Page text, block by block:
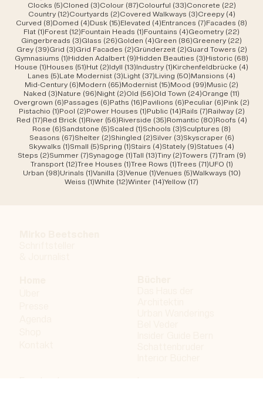
Clocks (5)5 Beiträge
Cloned (3)3 Beiträge
Colour (87)87 Beiträge
Colourful (33)33 Beiträge
Concrete (22)22
Country (12)12 Beiträge
Courtyards (2)2 Beiträge
Covered Walkways (3)3 Beiträge
Creepy (4)4
Curved (8)8 Beiträge
Domed (4)4 Beiträge
Dusk (15)15 Beiträge
Elevated (4)4 Beiträge
Entrances (7)7 Beiträge
Facades (8)
Flat (1)1 Beitrag
Forest (12)12 Beiträge
Fountain Heads (1)1 Beitrag
Fountains (4)4 Beiträge
Geometry (22)
Gingerbreads (3)3 Beiträge
Glass (26)26 Beiträge
Golden (4)4 Beiträge
Green (86)86 Beiträge
Greenery (22)
Grey (39)39 Beiträge
Grid (3)3 Beiträge
Grid Facades (2)2 Beiträge
Gründerzeit (2)2 Beiträge
Guard Towers (2)2
Gymnasiums (1)1 Beitrag
Hidden Adalbert (9)9 Beiträge
Hidden Beauties (3)3 Beiträge
Historic (68)
House (1)1 Beitrag
Houses (51)51 Beiträge
Hut (2)2 Beiträge
Idyll (13)13 Beiträge
Industry (1)1 Beitrag
Kirchenfeldbrücke (4)
Lanes (5)5 Beiträge
Late Modernist (3)3 Beiträge
Light (37)37 Beiträge
Living (50)50 Beiträge
Mansions (4)
Mid-Century (6)6 Beiträge
Modern (65)65 Beiträge
Modernist (15)15 Beiträge
Mood (99)99 Beiträge
Music (2)
Naked (3)3 Beiträge
Nature (96)96 Beiträge
Night (2)2 Beiträge
Old (56)56 Beiträge
Old Town (24)24 Beiträge
Orange (11)
Overgrown (6)6 Beiträge
Passages (6)6 Beiträge
Paths (16)16 Beiträge
Pavilions (6)6 Beiträge
Peculiar (6)6 Beiträge
Pink (2)
Pistachio (1)1 Beitrag
Pool (2)2 Beiträge
Power Houses (1)1 Beitrag
Public (14)14 Beiträge
Rails (7)7 Beiträge
Railway (2)2
Red (17)17 Beiträge
Red Brick (1)1 Beitrag
River (56)56 Beiträge
Riverside (35)35 Beiträge
Romantic (80)80 Beiträge
Roofs (4)4
Rose (6)6 Beiträge
Sandstone (5)5 Beiträge
Scaled (1)1 Beitrag
Schools (3)3 Beiträge
Sculptures (8)
Seasons (67)67 Beiträge
Shelter (2)2 Beiträge
Shingled (2)2 Beiträge
Silver (3)3 Beiträge
Skyscraper (6)6
Skywalks (1)1 Beitrag
Small (5)5 Beiträge
Spring (1)1 Beitrag
Stairs (4)4 Beiträge
Stately (9)9 Beiträge
Statues (4)
Steps (2)2 Beiträge
Summer (7)7 Beiträge
Synagoge (1)1 Beitrag
Tall (13)13 Beiträge
Tiny (2)2 Beiträge
Towers (7)7 Beiträge
Tram (9)9
Transport (12)12 Beiträge
Tree Houses (1)1 Beitrag
Tree Rows (1)1 Beitrag
Trees (71)71 Beiträge
UFO (1)1 Beitrag
Urban (98)98 Beiträge
Urinals (1)1 Beitrag
Vanilla (3)3 Beiträge
Venue (1)1 Beitrag
Venues (5)5 Beiträge
Walkways (10)10
Weiss (1)1 Beitrag
White (12)12 Beiträge
Winter (14)14 Beiträge
Yellow (17)
Impressum
Facebook